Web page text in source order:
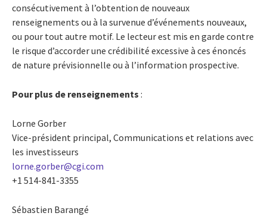
consécutivement à l’obtention de nouveaux
renseignements ou à la survenue d’événements nouveaux,
ou pour tout autre motif. Le lecteur est mis en garde contre
le risque d’accorder une crédibilité excessive à ces énoncés
de nature prévisionnelle ou à l’information prospective.
Pour plus de renseignements :
Lorne Gorber
Vice-président principal, Communications et relations avec
les investisseurs
lorne.gorber@cgi.com
+1 514-841-3355
Sébastien Barangé